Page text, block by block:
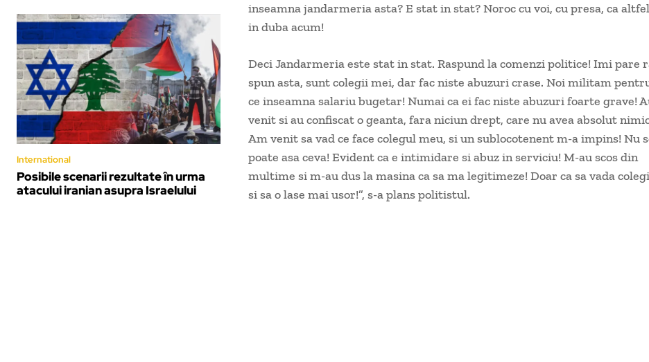
International
Posibile scenarii rezultate în urma
atacului iranian asupra Israelului
inseamna jandarmeria asta? E stat in stat? Noroc cu voi, cu presa, ca
in duba acum!
Deci Jandarmeria este stat in stat. Raspund la comenzi politice! Imi pare
spun asta, sunt colegii mei, dar fac niste abuzuri crase. Noi militam
ce inseamna salariu bugetar! Numai ca ei fac niste abuzuri foarte grave!
venit si au confiscat o geanta, fara niciun drept, care nu avea absolut
Am venit sa vad ce face colegul meu, si un sublocotenent m-a impins! Nu
poate asa ceva! Evident ca e intimidare si abuz in serviciu! M-au scos din
multime si m-au dus la masina ca sa ma legitimeze! Doar ca sa vada
si sa o lase mai usor!”, s-a plans politistul.